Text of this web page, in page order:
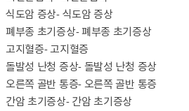
식도암 증상- 식도암 증상
폐부종 초기증상- 폐부종 초기증상
고지혈증- 고지혈증
돌발성 난청 증상- 돌발성 난청 증상
오른쪽 골반 통증- 오른쪽 골반 통증
간암 초기증상- 간암 초기증상